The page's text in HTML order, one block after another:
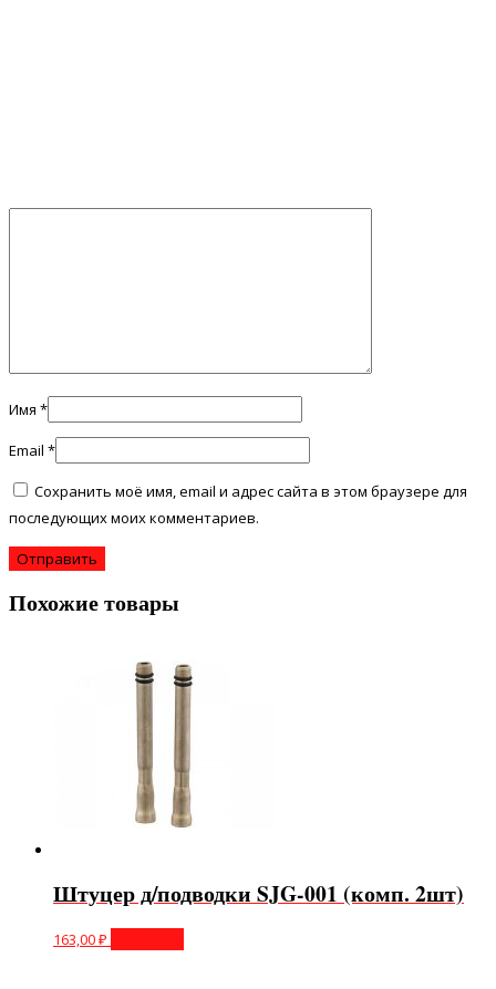
Имя *
Email *
Сохранить моё имя, email и адрес сайта в этом браузере для
последующих моих комментариев.
Похожие товары
Штуцер д/подводки SJG-001 (комп. 2шт)
163,00₽